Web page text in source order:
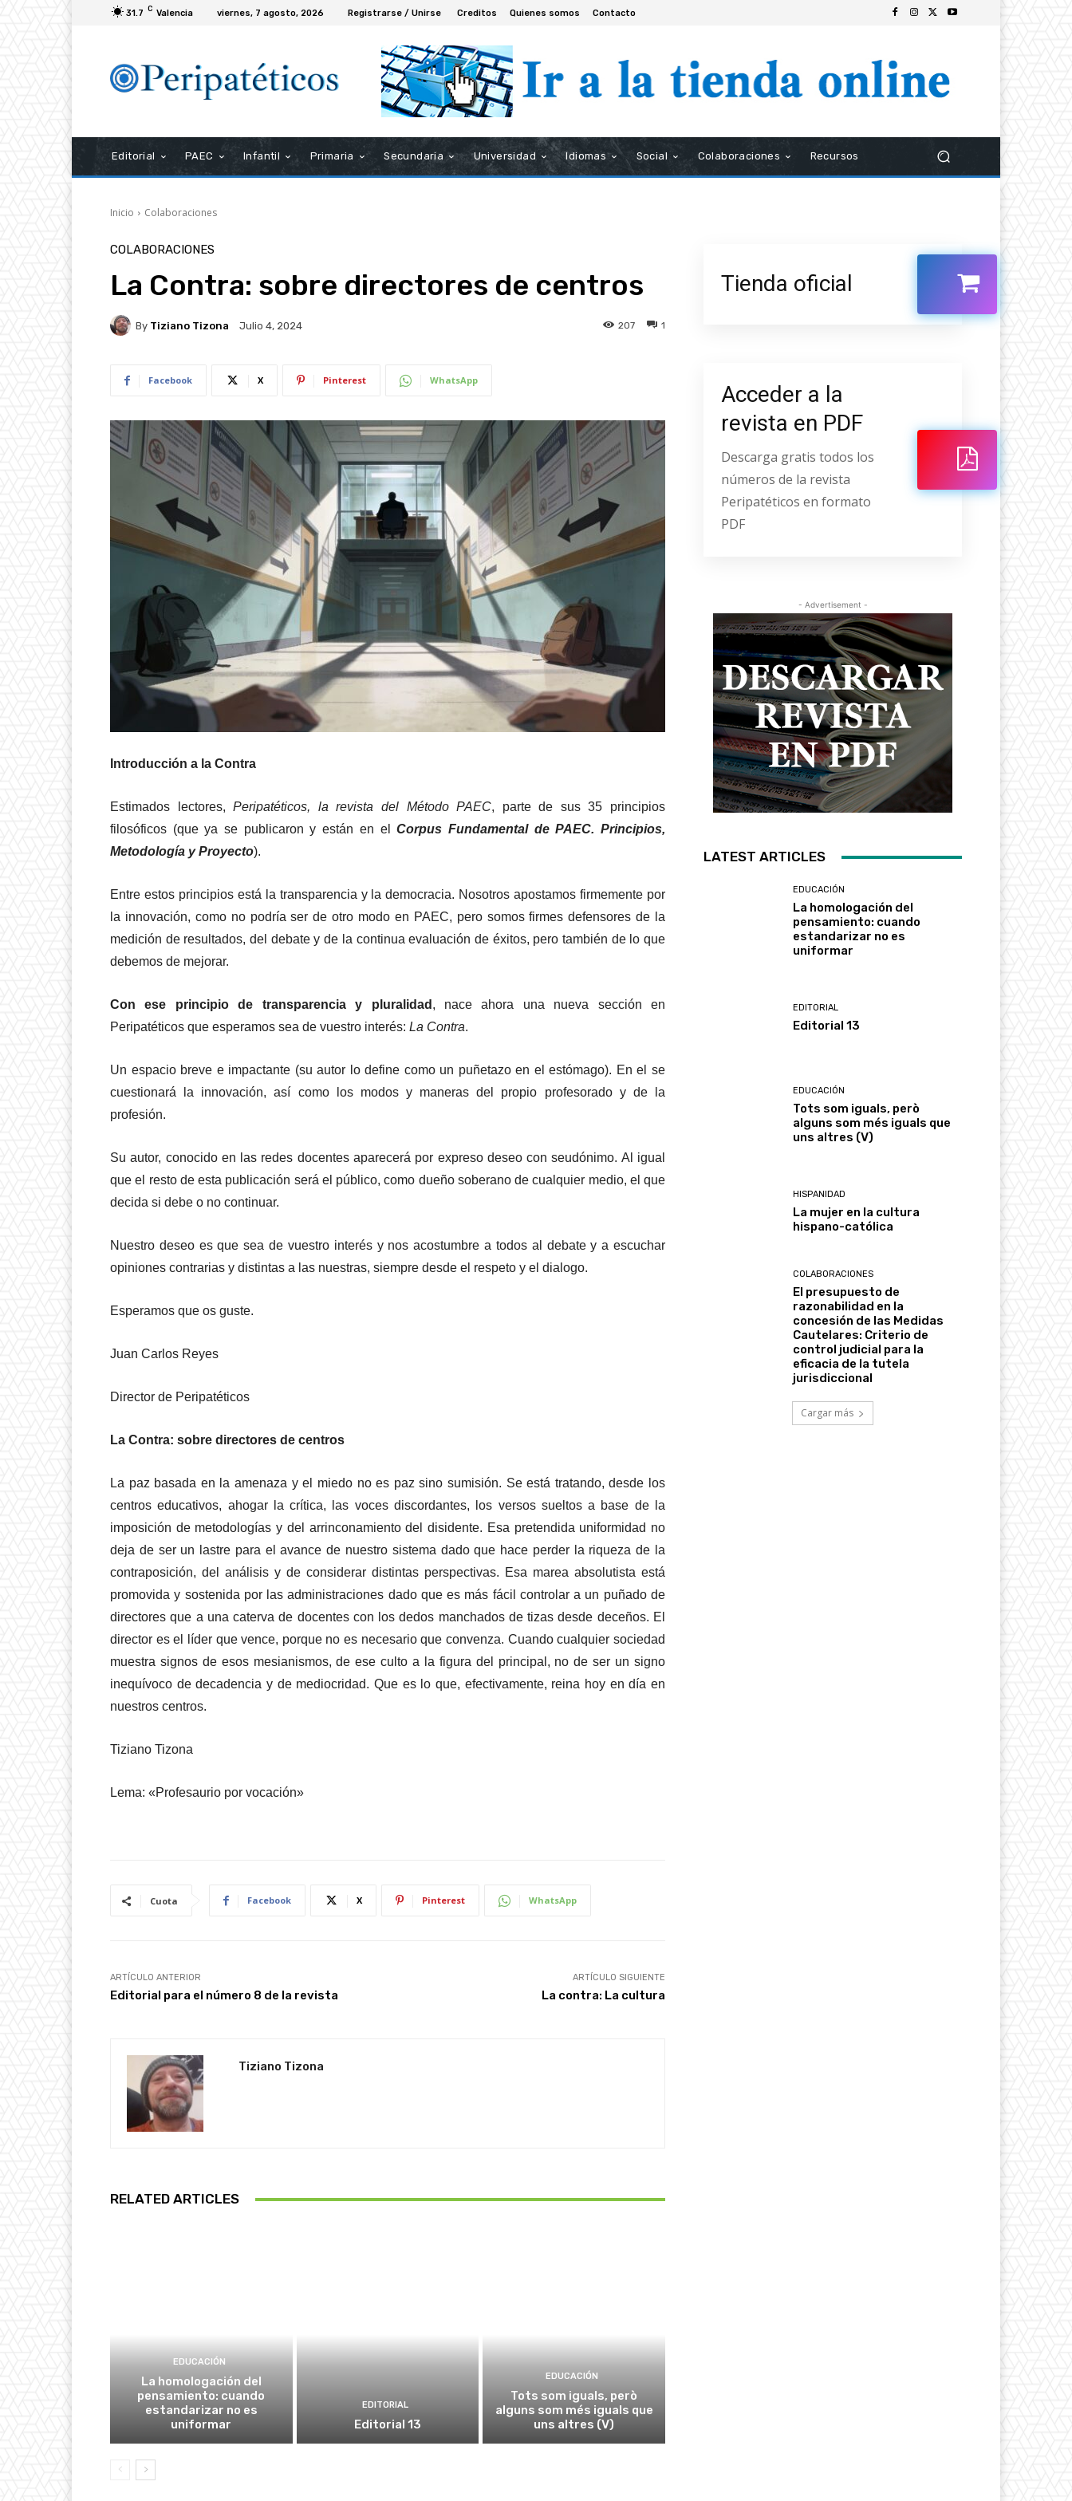
31.7 C Valencia viernes, 7 agosto, 2026 Registrarse / Unirse Creditos Quienes somos Contacto
Editorial PAEC Infantil Primaria Secundaria Universidad Idiomas Social Colaboraciones Recursos
Inicio Colaboraciones
COLABORACIONES
La Contra: sobre directores de centros
By Tiziano Tizona Julio 4, 2024 1
207
Facebook X Pinterest WhatsApp
Introducción a la Contra
Estimados lectores,Peripatéticos, la revista del Método PAEC, parte de sus 35 principios
filosóficos (que ya se publicaron y están en elCorpus Fundamental de PAEC. Principios,
Metodología y Proyecto).
Entre estos principios está la transparencia y la democracia. Nosotros apostamos firmemente por
la innovación, como no podría ser de otro modo en PAEC, pero somos firmes defensores de la
medición de resultados, del debate y de la continua evaluación de éxitos, pero también de lo que
debemos de mejorar.
Con ese principio de transparencia y pluralidad , nace ahora una nueva sección en
Peripatéticos que esperamos sea de vuestro interés: La Contra.
Un espacio breve e impactante (su autor lo define como un puñetazo en el estómago). En el se
cuestionará la innovación, así como los modos y maneras del propio profesorado y de la
profesión.
Su autor, conocido en las redes docentes aparecerá por expreso deseo con seudónimo. Al igual
que el resto de esta publicación será el público, como dueño soberano de cualquier medio, el que
decida si debe o no continuar.
Nuestro deseo es que sea de vuestro interés y nos acostumbre a todos al debate y a escuchar
opiniones contrarias y distintas a las nuestras, siempre desde el respeto y el dialogo.
Esperamos que os guste.
Juan Carlos Reyes
Director de Peripatéticos
La Contra: sobre directores de centros
La paz basada en la amenaza y el miedo no es paz sino sumisión. Se está tratando, desde los
centros educativos, ahogar la crítica, las voces discordantes, los versos sueltos a base de la
imposición de metodologías y del arrinconamiento del disidente. Esa pretendida uniformidad no
deja de ser un lastre para el avance de nuestro sistema dado que hace perder la riqueza de la
contraposición, del análisis y de considerar distintas perspectivas. Esa marea absolutista está
promovida y sostenida por las administraciones dado que es más fácil controlar a un puñado de
directores que a una caterva de docentes con los dedos manchados de tizas desde deceños. El
director es el líder que vence, porque no es necesario que convenza. Cuando cualquier sociedad
muestra signos de esos mesianismos, de ese culto a la figura del principal, no de ser un signo
inequívoco de decadencia y de mediocridad. Que es lo que, efectivamente, reina hoy en día en
nuestros centros.
Tiziano Tizona
Lema: «Profesaurio por vocación»
Cuota Facebook X Pinterest WhatsApp
ARTÍCULO ANTERIOR
Editorial para el número 8 de la revista
ARTÍCULO SIGUIENTE
La contra: La cultura
Tiziano Tizona
RELATED ARTICLES
EDUCACIÓN
La homologación del
pensamiento: cuando
estandarizar no es
uniformar
EDITORIAL
Editorial 13
EDUCACIÓN
Tots som iguals, però
alguns som més iguals que
uns altres (V)
Tienda oficial
Acceder a la
revista en PDF
Descarga gratis todos los
números de la revista
Peripatéticos en formato
PDF
- Advertisement -
LATEST ARTICLES
EDUCACIÓN
La homologación del
pensamiento: cuando
estandarizar no es
uniformar
EDITORIAL
Editorial 13
EDUCACIÓN
Tots som iguals, però
alguns som més iguals que
uns altres (V)
HISPANIDAD
La mujer en la cultura
hispano-católica
COLABORACIONES
El presupuesto de
razonabilidad en la
concesión de las Medidas
Cautelares: Criterio de
control judicial para la
eficacia de la tutela
jurisdiccional
Cargar más